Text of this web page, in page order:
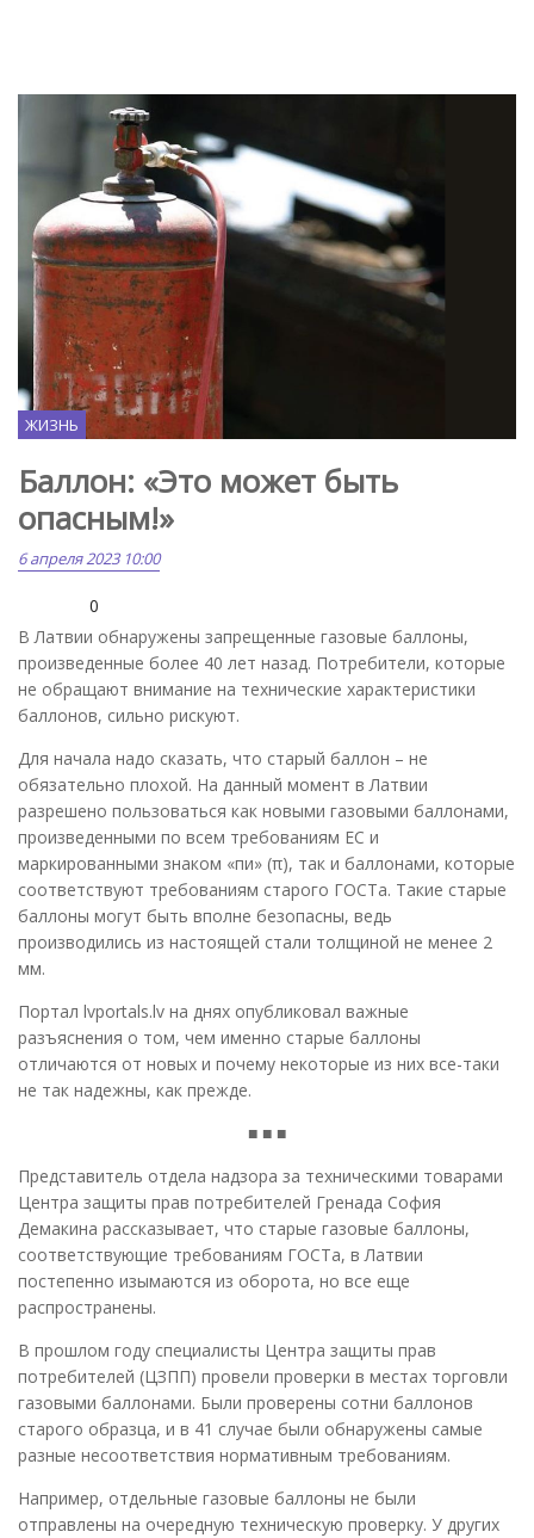
ЖИЗНЬ
Баллон: «Это может быть
опасным!»
6 апреля 2023 10:00
0
В Латвии обнаружены запрещенные газовые баллоны,
произведенные более 40 лет назад. Потребители, которые
не обращают внимание на технические характеристики
баллонов, сильно рискуют.
Для начала надо сказать, что старый баллон – не
обязательно плохой. На данный момент в Латвии
разрешено пользоваться как новыми газовыми баллонами,
произведенными по всем требованиям ЕС и
маркированными знаком «пи» (π), так и баллонами, которые
соответствуют требованиям старого ГОСТа. Такие старые
баллоны могут быть вполне безопасны, ведь
производились из настоящей стали толщиной не менее 2
мм.
Портал lvportals.lv на днях опубликовал важные
разъяснения о том, чем именно старые баллоны
отличаются от новых и почему некоторые из них все-таки
не так надежны, как прежде.
■ ■ ■
Представитель отдела надзора за техническими товарами
Центра защиты прав потребителей Гренада София
Демакина рассказывает, что старые газовые баллоны,
соответствующие требованиям ГОСТа, в Латвии
постепенно изымаются из оборота, но все еще
распространены.
В прошлом году специалисты Центра защиты прав
потребителей (ЦЗПП) провели проверки в местах торговли
газовыми баллонами. Были проверены сотни баллонов
старого образца, и в 41 случае были обнаружены самые
разные несоответствия нормативным требованиям.
Например, отдельные газовые баллоны не были
отправлены на очередную техническую проверку. У других